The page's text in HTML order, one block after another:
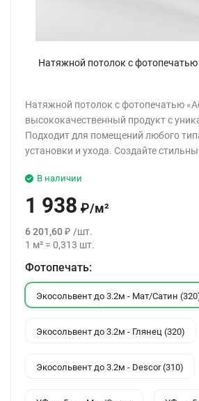
Натяжной потолок с
Натяжной потолок с фотопечатью
высококачественный продукт с
Подходит для помещений любого
установки и ухода. Создайте
В наличии
1 938 ₽/м²
6 201,60₽ /шт.
1 м² = 0,313 шт.
Фотопечать:
Экосольвент до 3.2м - Мат/Сатин
Экосольвент до 3.2м - Глянец (320)
Экосольвент до 3.2м - Descor (310)